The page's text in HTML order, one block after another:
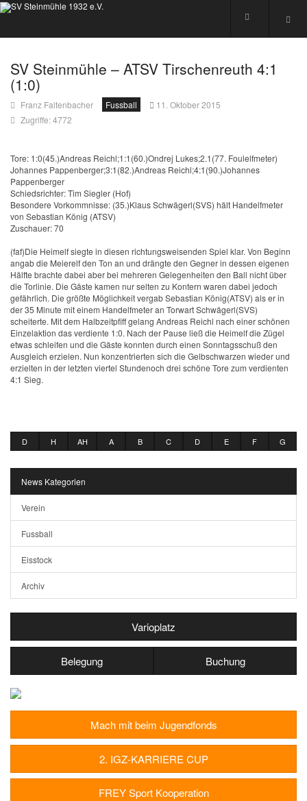
SV Steinmühle – ATSV Tirschenreuth 4:1
(1:0)
Franz Faltenbacher Fussball
11. Oktober 2015
Zugriffe: 4772
Tore: 1:0(45.)Andreas Reichl;1:1(60.)Ondrej Lukes;2.1(77. Foulelfmeter)
Johannes Pappenberger;3:1(82.)Andreas Reichl;4:1(90.)Johannes
Pappenberger
Schiedsrichter: Tim Siegler (Hof)
Besondere Vorkommnisse: (35.)Klaus Schwägerl(SVS) hält Handelfmeter
von Sebastian König (ATSV)
Zuschauer: 70
(faf)Die Heimelf siegte in diesen richtungsweisenden Spiel klar. Von Beginn
angab die Meierelf den Ton an und drängte den Gegner in dessen eigenen
Hälfte brachte dabei aber bei mehreren Gelegenheiten den Ball nicht über
die Torlinie. Die Gäste kamen nur selten zu Kontern waren dabei jedoch
gefährlich. Die größte Möglichkeit vergab Sebastian König(ATSV) als er in
der 35 Minute mit einem Handelfmeter an Torwart Schwägerl(SVS)
scheiterte. Mit dem Halbzeitpfiff gelang Andreas Reichl nach einer schönen
Einzelaktion das verdiente 1:0. Nach der Pause ließ die Heimelf die Zügel
etwas schleifen und die Gäste konnten durch einen Sonntagsschuß den
Ausgleich erzielen. Nun konzentrierten sich die Gelbschwarzen wieder und
erzielten in der letzten viertel Stundenoch drei schöne Tore zum verdienten
4:1 Sieg.
D H AH A B C D E F G
News Kategorien
Verein
Fussball
Eisstock
Archiv
Varioplatz
Belegung Buchung
Mach mit beim Jugendfonds
2. IGZ-KARRIERE CUP
FREY Sport Kooperation